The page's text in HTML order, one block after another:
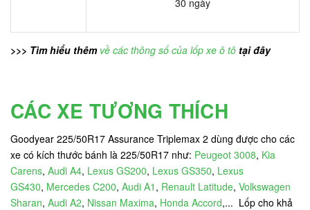
>>> Tìm hiểu thêm về các thông số của lốp xe ô tô tại đây
CÁC XE TƯƠNG THÍCH
Goodyear 225/50R17 Assurance Triplemax 2 dùng được cho các
xe có kích thước bánh là 225/50R17 như: Peugeot 3008, Kia
Carens, Audi A4, Lexus GS200, Lexus GS350, Lexus
GS430, Mercedes C200, Audi A1 , Renault Latitude, Volkswagen
Sharan, Audi A2, Nissan Maxima, Honda Accord,... Lốp cho khả